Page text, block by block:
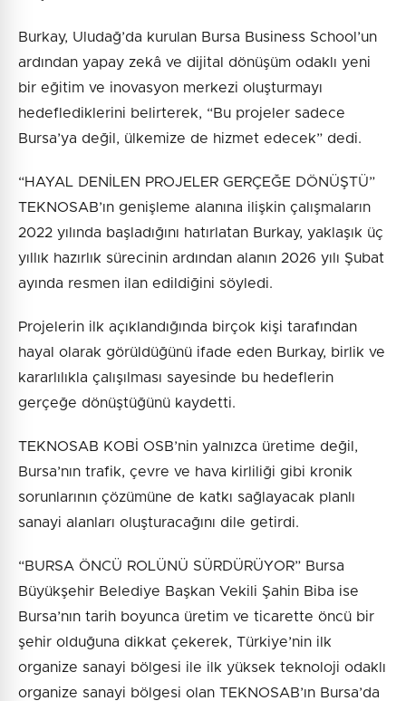
Burkay, Uludağ’da kurulan Bursa Business School’un
ardından yapay zekâ ve dijital dönüşüm odaklı yeni
bir eğitim ve inovasyon merkezi oluşturmayı
hedeflediklerini belirterek, “Bu projeler sadece
Bursa’ya değil, ülkemize de hizmet edecek” dedi.
“HAYAL DENİLEN PROJELER GERÇEĞE DÖNÜŞTÜ”
TEKNOSAB’ın genişleme alanına ilişkin çalışmaların
2022 yılında başladığını hatırlatan Burkay, yaklaşık üç
yıllık hazırlık sürecinin ardından alanın 2026 yılı Şubat
ayında resmen ilan edildiğini söyledi.
Projelerin ilk açıklandığında birçok kişi tarafından
hayal olarak görüldüğünü ifade eden Burkay, birlik ve
kararlılıkla çalışılması sayesinde bu hedeflerin
gerçeğe dönüştüğünü kaydetti.
TEKNOSAB KOBİ OSB’nin yalnızca üretime değil,
Bursa’nın trafik, çevre ve hava kirliliği gibi kronik
sorunlarının çözümüne de katkı sağlayacak planlı
sanayi alanları oluşturacağını dile getirdi.
“BURSA ÖNCÜ ROLÜNÜ SÜRDÜRÜYOR” Bursa
Büyükşehir Belediye Başkan Vekili Şahin Biba ise
Bursa’nın tarih boyunca üretim ve ticarette öncü bir
şehir olduğuna dikkat çekerek, Türkiye’nin ilk
organize sanayi bölgesi ile ilk yüksek teknoloji odaklı
organize sanayi bölgesi olan TEKNOSAB’ın Bursa’da